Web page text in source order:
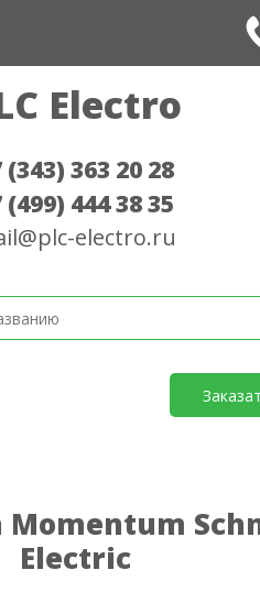
Electro
(343) 363 20 28
(499) 444 38 35
electro.ru
Momentum
Electric